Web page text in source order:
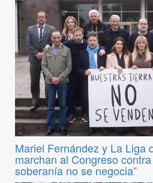
Mariel Fernández y La Liga
marchan al Congreso
soberanía no se negocia”